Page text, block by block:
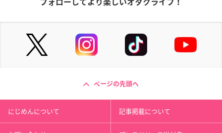
フォローしてより楽しいオタクライフ！
ページの先頭へ
にじめんについて 記事掲載について